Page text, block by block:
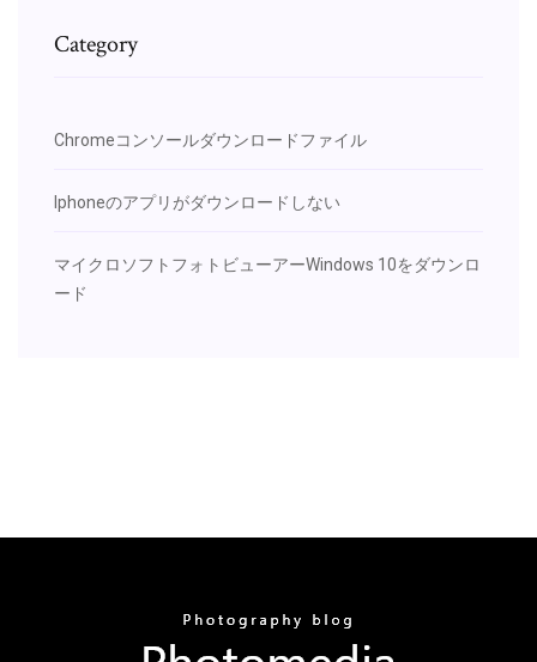
Category
Chromeコンソールダウンロードファイル
Iphoneのアプリがダウンロードしない
マイクロソフトフォトビューアーWindows 10をダウンロ
ード